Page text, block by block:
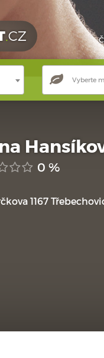
Vyberte
0 %
1167